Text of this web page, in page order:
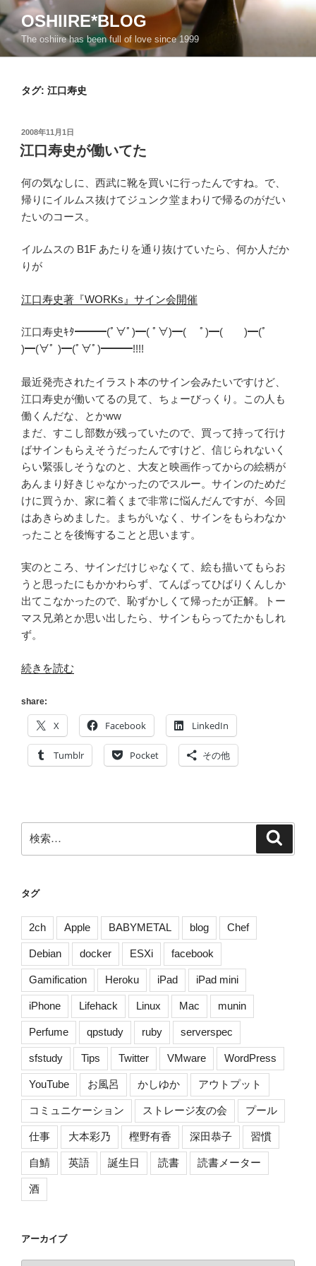
ン
テ
ン
OSHIIRE*BLOG
The oshiire has been full of love since 1999
タグ: 江口寿史
投
稿
日:
2008年11月1日
江口寿史が働いてた
何の気なしに、西武に靴を買いに行ったんですね。で、
帰りにイルムス抜けてジュンク堂まわりで帰るのがだい
たいのコース。
イルムスの B1F あたりを通り抜けていたら、何か人だか
りが
江口寿史著『WORKs』サイン会開催
江口寿史ｷﾀ━━━(ﾟ∀ﾟ)━( ﾟ∀)━( ﾟ)━( )━(ﾟ
)━(∀ﾟ )━(ﾟ∀ﾟ)━━━!!!!
最近発売されたイラスト本のサイン会みたいですけど、
江口寿史が働いてるの見て、ちょーびっくり。この人も
働くんだな、とかww
まだ、すこし部数が残っていたので、買って持って行け
ばサインもらえそうだったんですけど、信じられないく
らい緊張しそうなのと、大友と映画作ってからの絵柄が
あんまり好きじゃなかったのでスルー。サインのためだ
けに買うか、家に着くまで非常に悩んだんですが、今回
はあきらめました。まちがいなく、サインをもらわなか
ったことを後悔することと思います。
実のところ、サインだけじゃなくて、絵も描いてもらお
うと思ったにもかかわらず、てんぱってひばりくんしか
出てこなかったので、恥ずかしくて帰ったが正解。トー
マス兄弟とか思い出したら、サインもらってたかもしれ
ず。
“江
寿
史
が
い
の
続きを読む
share:
X Facebook LinkedIn
Tumblr Pocket その他
索:
タグ
2ch Apple BABYMETAL blog Chef
Debian docker ESXi facebook
Gamification Heroku iPad iPad mini
iPhone Lifehack Linux Mac munin
Perfume qpstudy ruby serverspec
sfstudy Tips Twitter VMware WordPress
YouTube お風呂 かしゆか アウトプット
コミュニケーション ストレージ友の会 プール
仕事 大本彩乃 樫野有香 深田恭子 習慣
自鯖 英語 誕生日 読書 読書メーター
酒
アーカイブ